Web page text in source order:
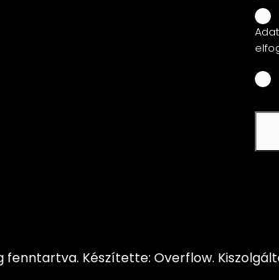
fenntartva. Készítette: Overflow.